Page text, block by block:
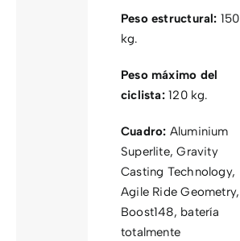
Peso estructural: 150
kg.
Peso máximo del
ciclista:120 kg.
Cuadro: Aluminium
Superlite, Gravity
Casting Technology,
Agile Ride Geometry,
Boost148, batería
totalmente